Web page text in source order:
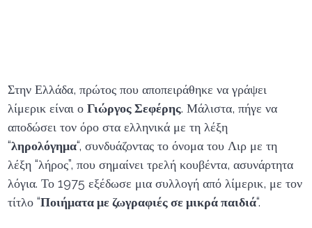
Στην Ελλάδα, πρώτος που αποπειράθηκε να γράψει
λίμερικ είναι οΓιώργος Σεφέρης. Μάλιστα, πήγε να
αποδώσει τον όρο στα ελληνικά με τη λέξη
“ληρολόγημα“, συνδυάζοντας το όνομα του Λιρ με τη
λέξη “λήρος”, που σημαίνει τρελή κουβέντα, ασυνάρτητα
λόγια. Το 1975 εξέδωσε μια συλλογή από λίμερικ, με τον
τίτλο “Ποιήματα με ζωγραφιές σε μικρά παιδιά“.